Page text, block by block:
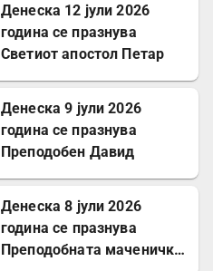
Денеска 12 јули 2026
година се празнува
Светиот апостол Петар
Денеска 9 јули 2026
година се празнува
Преподобен Давид
Денеска 8 јули 2026
година се празнува
Преподобната маченичка